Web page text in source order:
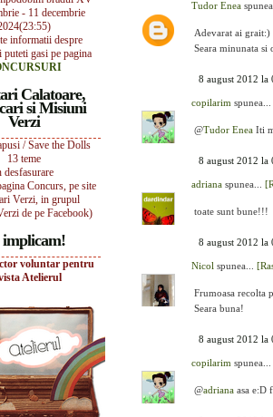
Tudor Enea
Adevarat ai grait:)
Seara minunata si
8 august 2012 la
copilarim spunea...
@Tudor Enea Iti
8 august 2012 la
adriana spunea...
toate sunt bune!!!
8 august 2012 la
Nicol spunea...
Frumoasa recolta
Seara buna!
8 august 2012 la
copilarim spunea...
@adriana asa e:D
- 11 decembrie
informatii despre
puteti gasi pe pagina
Calatoare,
si Misiuni
Verzi
/ Save the Dolls
13 teme
desfasurare
Concurs, pe site
Verzi, in grupul
de pe Facebook)
implicam!
voluntar pentru
Atelierul